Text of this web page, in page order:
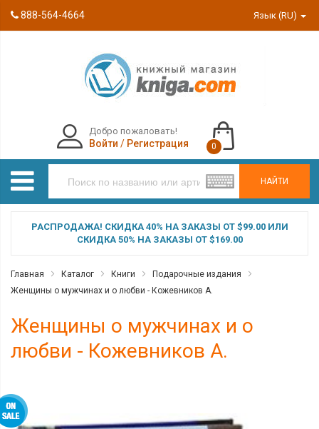
888-564-4664 Язык (RU)
НАЙТИ
Добро пожаловать!
Войти / Регистрация 0
РАСПРОДАЖА! СКИДКА 40% НА ЗАКАЗЫ ОТ $99.00 ИЛИ
СКИДКА 50% НА ЗАКАЗЫ ОТ $169.00
Главная Каталог Книги
Подарочные издания
Женщины о мужчинах и о любви - Кожевников А.
Женщины о мужчинах и о
любви - Кожевников А.